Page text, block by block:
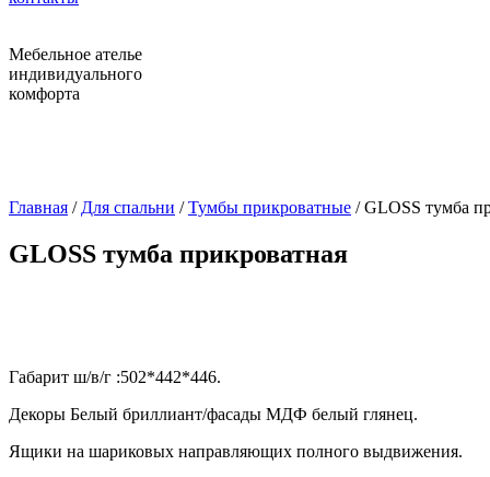
Мебельное ателье
индивидуального
комфорта
Главная / Для спальни /Тумбы прикроватные / GLOSS тумба
GLOSS тумба прикроватная
Габарит ш/в/г :502*442*446.
Декоры Белый бриллиант/фасады МДФ белый глянец.
Ящики на шариковых направляющих полного выдвижения.